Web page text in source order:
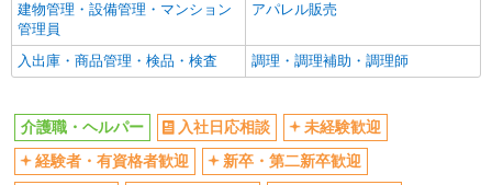
駅直結・駅チカ
車通勤OK
バイク通勤OK
自転車通勤OK
残業少なめ（月20h未満）
交通費支給
社会保険あり
産休・育休取得実績あり
退職金・財形貯蓄制度あり
各種手当（家族・役職・インセン
ティブなど）あり
建物管理・設備管理・マンション
管理員
アパレル販売
入出庫・商品管理・検品・検査 調理・調理補助・調理師
介護職・ヘルパー 入社日応相談
未経験歓迎
経験者・有資格者歓迎
新卒・第二新卒歓迎